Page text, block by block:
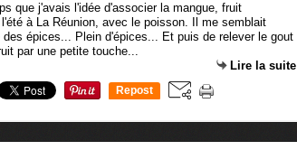
que j'avais l'idée d'associer la mangue, fruit
à La Réunion, avec le poisson. Il me semblait
épices... Plein d'épices... Et puis de relever le gout
par une petite touche...
Lire la suite
Repost